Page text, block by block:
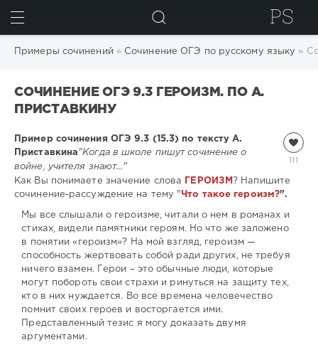
ИСКАТЬ
Примеры сочинений » Сочинение ОГЭ по русскому языку »
СОЧИНЕНИЕ ОГЭ 9.3 ГЕРОИЗМ. ПО А.
ПРИСТАВКИНУ
Пример сочинения ОГЭ 9.3 (15.3) по тексту А.
Приставкина"Когда в школе пишут сочинение о
войне, учителя знают..."
Как Вы понимаете значение слова ГЕРОИЗМ ? Напишите
сочинение-рассуждение на тему "Что такое героизм?".
Мы все слышали о героизме, читали о нем в романах и
стихах, видели памятники героям. Но что же заложено
в понятии «героизм»? На мой взгляд, героизм —
способность жертвовать собой ради других, не требуя
ничего взамен. Герои – это обычные люди, которые
могут побороть свои страхи и ринуться на защиту тех,
кто в них нуждается. Во все времена человечество
помнит своих героев и восторгается ими.
Представленный тезис я могу доказать двумя
аргументами.